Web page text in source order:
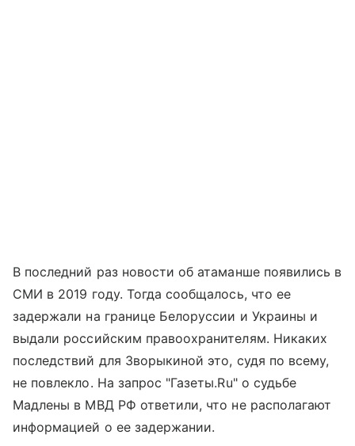
В последний раз новости об атаманше появились в
СМИ в 2019 году. Тогда сообщалось, что ее
задержали на границе Белоруссии и Украины и
выдали российским правоохранителям. Никаких
последствий для Зворыкиной это, судя по всему,
не повлекло. На запрос "Газеты.Ru" о судьбе
Мадлены в МВД РФ ответили, что не располагают
информацией о ее задержании.